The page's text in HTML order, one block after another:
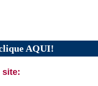
AQUI!
site: